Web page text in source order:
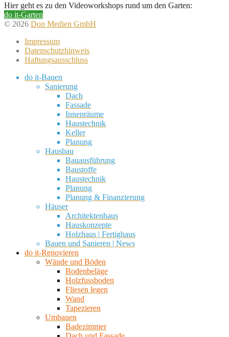
Hier geht es zu den Videoworkshops rund um den Garten:
do it-Garten
© 2026 Don Medien GmbH
Impressum
Datenschutzhinweis
Haftungsausschluss
do it-Bauen
Sanierung
Dach
Fassade
Innenräume
Haustechnik
Keller
Planung
Hausbau
Bauausführung
Baustoffe
Haustechnik
Planung
Planung & Finanzierung
Häuser
Architektenhaus
Hauskonzepte
Holzhaus | Fertighaus
Bauen und Sanieren | News
do it-Renovieren
Wände und Böden
Bodenbeläge
Holzfussboden
Fliesen legen
Wand
Tapezieren
Umbauen
Badezimmer